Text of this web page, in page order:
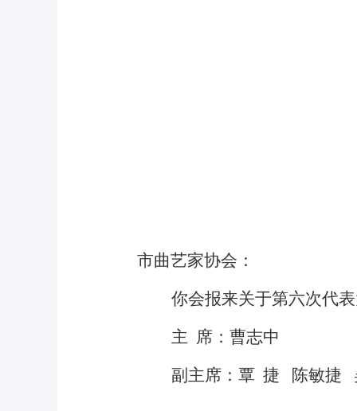
市曲艺家协会：
你会报来关于第六次代
主 席：曹志中
副主席：覃 捷 陈敏捷